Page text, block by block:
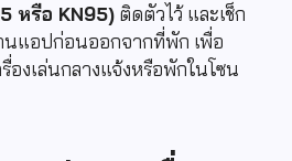
หรือ KN95) ติดตัวไว้ และเช็ก
แอปก่อนออกจากที่พัก เพื่อ
องเล่นกลางแจ้งหรือพักในโซน